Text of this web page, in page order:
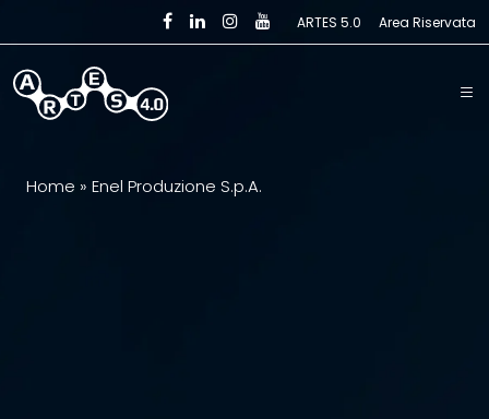
Skip to main content ARTES 5.0 Area Riservata
Home » Enel Produzione S.p.A.